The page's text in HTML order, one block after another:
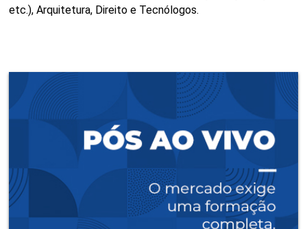
etc.), Arquitetura, Direito e Tecnólogos.